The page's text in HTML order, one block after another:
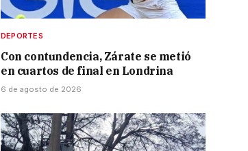
DEPORTES
Con contundencia, Zárate se metió
en cuartos de final en Londrina
6 de agosto de 2026